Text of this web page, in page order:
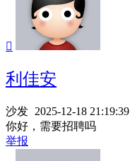

利佳安
沙发 2025-12-18 21:19:39
你好，需要招聘吗
举报